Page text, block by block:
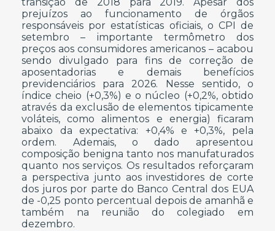
transição de 2018 para 2019. Apesar dos
prejuízos ao funcionamento de órgãos
responsáveis por estatísticas oficiais, o CPI de
setembro – importante termômetro dos
preços aos consumidores americanos – acabou
sendo divulgado para fins de correção de
aposentadorias e demais benefícios
previdenciários para 2026. Nesse sentido, o
índice cheio (+0,3%) e o núcleo (+0,2%, obtido
através da exclusão de elementos tipicamente
voláteis, como alimentos e energia) ficaram
abaixo da expectativa: +0,4% e +0,3%, pela
ordem. Ademais, o dado apresentou
composição benigna tanto nos manufaturados
quanto nos serviços. Os resultados reforçaram
a perspectiva junto aos investidores de corte
dos juros por parte do Banco Central dos EUA
de -0,25 ponto percentual depois de amanhã e
também na reunião do colegiado em
dezembro.